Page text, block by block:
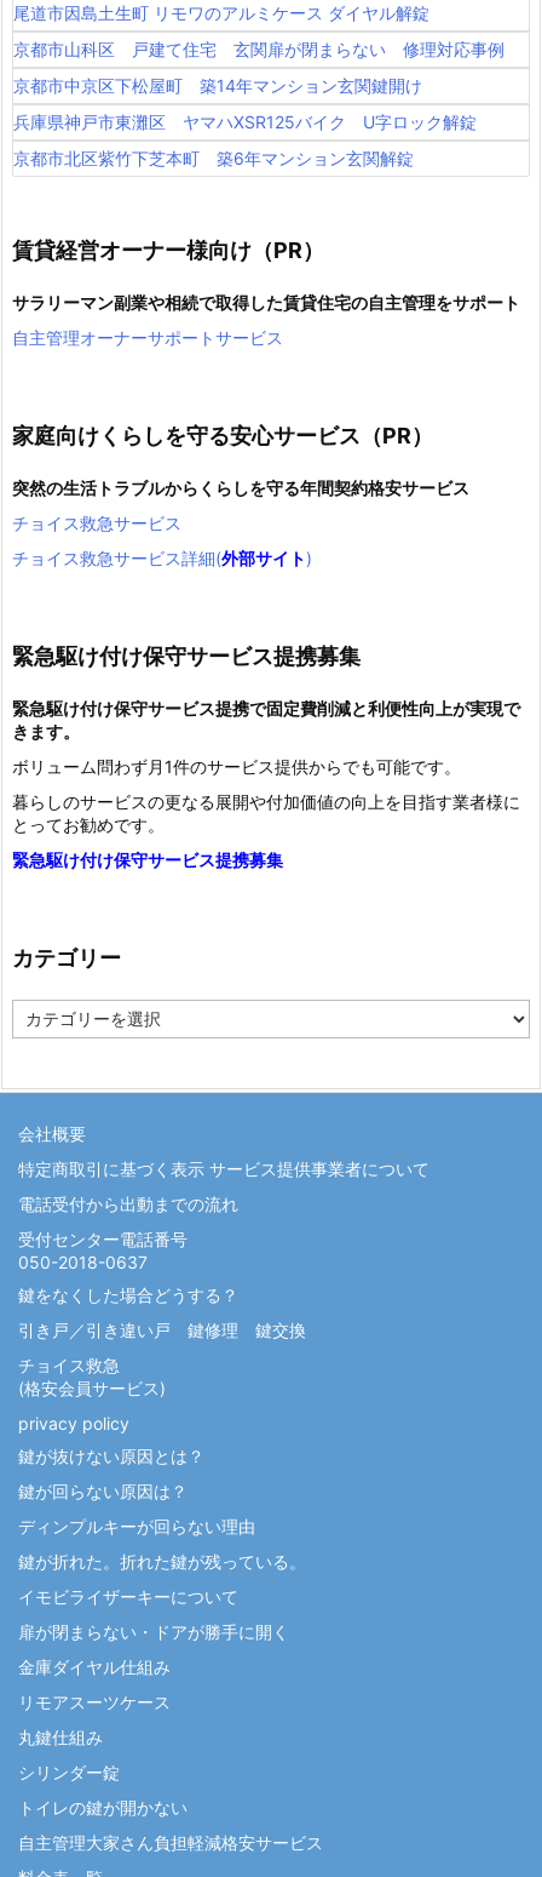
尾道市因島土生町 リモワのアルミケース ダイヤル解錠
京都市山科区 戸建て住宅 玄関扉が閉まらない 修理対応事例
京都市中京区下松屋町 築14年マンション玄関鍵開け
兵庫県神戸市東灘区 ヤマハXSR125バイク U字ロック解錠
京都市北区紫竹下芝本町 築6年マンション玄関解錠
賃貸経営オーナー様向け（PR）
サラリーマン副業や相続で取得した賃貸住宅の自主管理をサポート
自主管理オーナーサポートサービス
家庭向けくらしを守る安心サービス（PR）
突然の生活トラブルからくらしを守る年間契約格安サービス
チョイス救急サービス
チョイス救急サービス詳細(外部サイト)
緊急駆け付け保守サービス提携募集
緊急駆け付け保守サービス提携で固定費削減と利便性向上が実現で
きます。
ボリューム問わず月1件のサービス提供からでも可能です。
暮らしのサービスの更なる展開や付加価値の向上を目指す業者様に
とってお勧めです。
緊急駆け付け保守サービス提携募集
カテゴリー
テ
会社概要
特定商取引に基づく表示 サービス提供事業者について
電話受付から出動までの流れ
受付センター電話番号
050-2018-0637
鍵をなくした場合どうする？
引き戸／引き違い戸 鍵修理 鍵交換
チョイス救急
(格安会員サービス)
privacy policy
鍵が抜けない原因とは？
鍵が回らない原因は？
ディンプルキーが回らない理由
鍵が折れた。折れた鍵が残っている。
イモビライザーキーについて
扉が閉まらない・ドアが勝手に開く
金庫ダイヤル仕組み
リモアスーツケース
丸鍵仕組み
シリンダー錠
トイレの鍵が開かない
自主管理大家さん負担軽減格安サービス